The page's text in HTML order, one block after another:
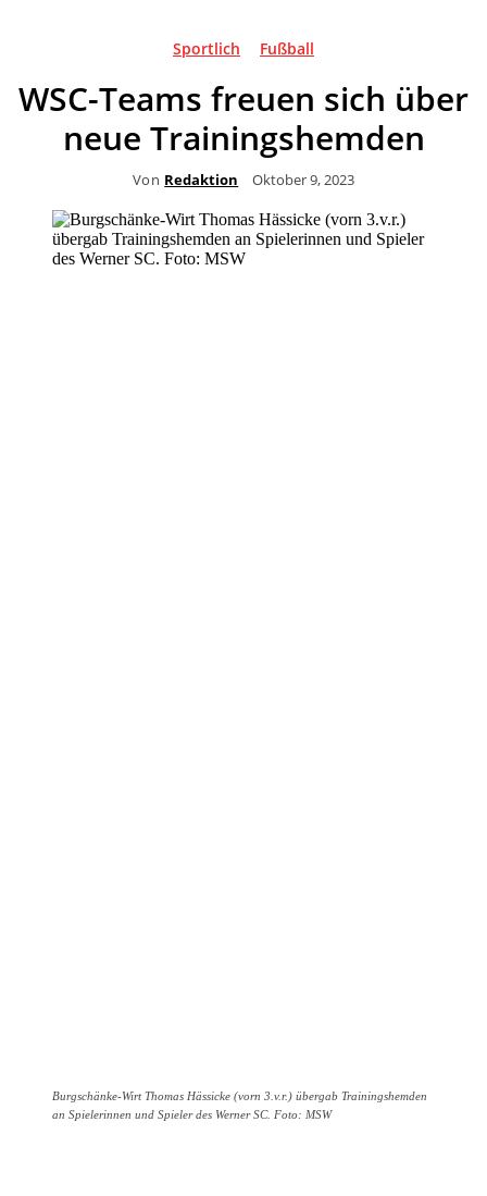
Sportlich Fußball
WSC-Teams freuen sich über
neue Trainingshemden
Von Redaktion Oktober 9, 2023
Burgschänke-Wirt Thomas Hässicke (vorn 3.v.r.) übergab Trainingshemden
an Spielerinnen und Spieler des Werner SC. Foto: MSW